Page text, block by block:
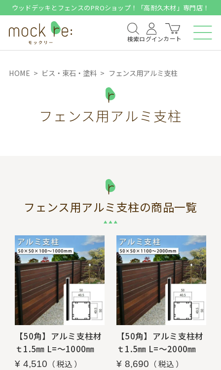
ウッドデッキとフェンスのPROショップ！「高耐久木材」専門店！
検索ログインカート
HOME ビス・束石・塗料 フェンス用アルミ支柱
フェンス用アルミ支柱
フェンス用アルミ支柱の商品一覧
【50角】アルミ支柱材
ｔ1.5㎜ L=～1000㎜
¥ 4,510 税込
【50角】アルミ支柱材
ｔ1.5㎜ L=～2000㎜
¥ 8,690 税込